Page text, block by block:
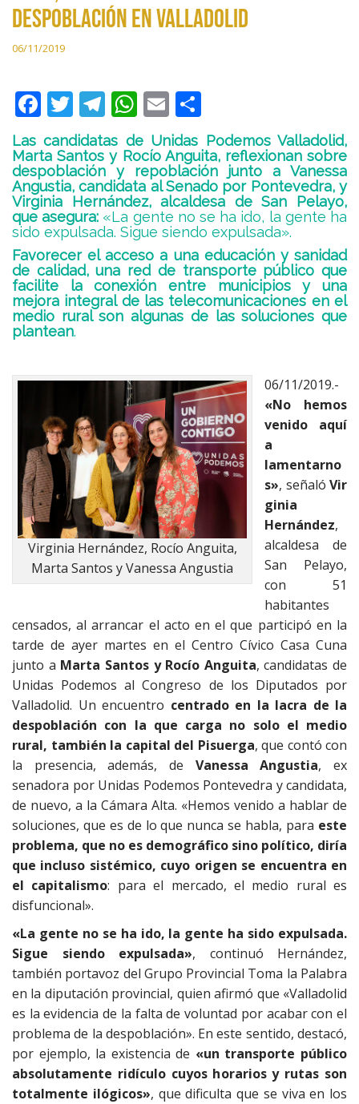
despoblación en Valladolid
06/11/2019
F
ac
e
b
o
o
k
T
w
itt
er
T
el
e
gr
a
m
W
h
at
s
A
p
p
E
m
ai
l
o
m
p
ar
ti
r
Las candidatas de Unidas Podemos Valladolid,
Marta Santos y Rocío Anguita, reflexionan sobre
despoblación y repoblación junto a Vanessa
Angustia, candidata al Senado por Pontevedra, y
Virginia Hernández, alcaldesa de San Pelayo,
que asegura: «La gente no se ha ido, la gente ha
sido expulsada. Sigue siendo expulsada».
Favorecer el acceso a una educación y sanidad
de calidad, una red de transporte público que
facilite la conexión entre municipios y una
mejora integral de las telecomunicaciones en el
medio rural son algunas de las soluciones que
plantean.
Virginia Hernández, Rocío Anguita,
Marta Santos y Vanessa Angustia
06/11/2019.-
«No hemos
venido aquí
a
lamentarno
s», señaló Vir
ginia
Hernández,
alcaldesa de
San Pelayo,
con 51
habitantes
censados, al arrancar el acto en el que participó en la
tarde de ayer martes en el Centro Cívico Casa Cuna
junto a Marta Santos y Rocío Anguita, candidatas de
Unidas Podemos al Congreso de los Diputados por
Valladolid. Un encuentro centrado en la lacra de la
despoblación con la que carga no solo el medio
rural, también la capital del Pisuerga, que contó con
la presencia, además, de Vanessa Angustia, ex
senadora por Unidas Podemos Pontevedra y candidata,
de nuevo, a la Cámara Alta. «Hemos venido a hablar de
soluciones, que es de lo que nunca se habla, para este
problema, que no es demográfico sino político, diría
que incluso sistémico, cuyo origen se encuentra en
el capitalismo: para el mercado, el medio rural es
disfuncional».
«La gente no se ha ido, la gente ha sido expulsada.
Sigue siendo expulsada», continuó Hernández,
también portavoz del Grupo Provincial Toma la Palabra
en la diputación provincial, quien afirmó que «Valladolid
es la evidencia de la falta de voluntad por acabar con el
problema de la despoblación». En este sentido, destacó,
por ejemplo, la existencia de «un transporte público
absolutamente ridículo cuyos horarios y rutas son
totalmente ilógicos», que dificulta que se viva en los